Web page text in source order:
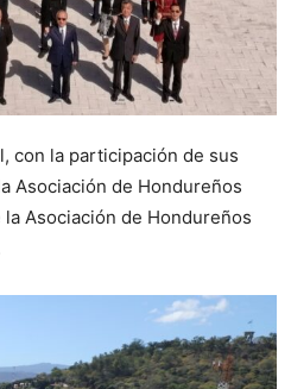
con la participación de sus
Asociación de Hondureños
Asociación de Hondureños